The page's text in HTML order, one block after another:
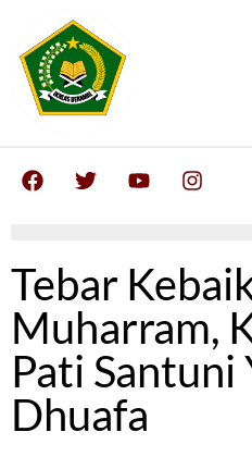
Tebar
Muharram,
Pati Santuni
Dhuafa